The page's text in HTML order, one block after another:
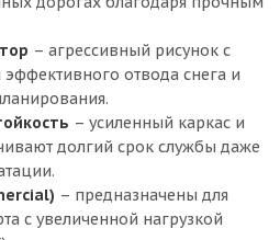
– агрессивный рисунок с
отвода снега и
– усиленный каркас и
долгий срок службы даже
– предназначены для
с увеличенной нагрузкой